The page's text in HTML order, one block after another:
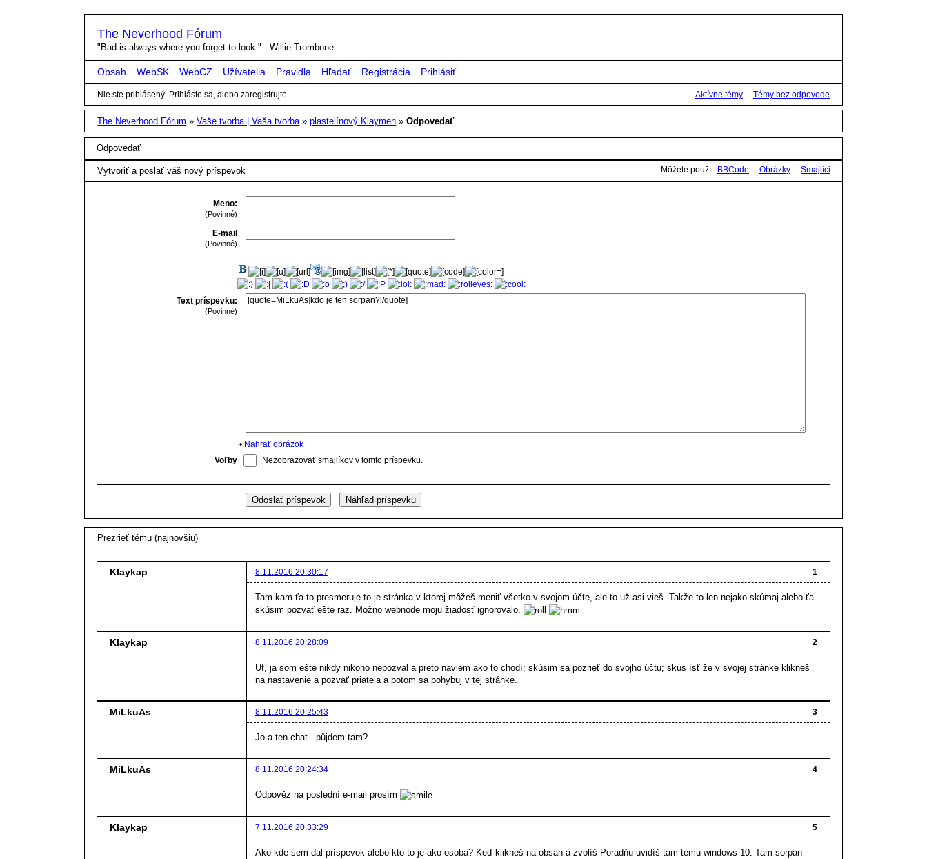
The Neverhood Fórum
"Bad is always where you forget to look." - Willie Trombone
Obsah WebSK WebCZ Užívatelia Pravidla Hľadať Registrácia Prihlásiť
Nie ste prihlásený. Prihláste sa, alebo zaregistrujte. Aktívne témy Témy bez odpovede
The Neverhood Fórum »Vaše tvorba | Vaša tvorba »plastelínový Klaymen »Odpovedať
Odpovedať
Vytvoriť a poslať váš nový príspevok Môžete použít: BBCode Obrázky Smajlíci
Meno:
(Povinné)
E-mail
(Povinné)
Text príspevku:
(Povinné)
• Nahrať obrázok
Voľby
Nezobrazovať smajlíkov v tomto príspevku.
Prezrieť tému (najnovšiu)
1
Klaykap 8.11.2016 20:30:17
Tam kam ťa to presmeruje to je stránka v ktorej môžeš meniť všetko v svojom účte, ale to už asi vieš. Takže to len nejako skúmaj alebo ťa
skúsim pozvať ešte raz. Možno webnode moju žiadosť ignorovalo.
2
Klaykap 8.11.2016 20:28:09
Uf, ja som ešte nikdy nikoho nepozval a preto naviem ako to chodí; skúsim sa pozrieť do svojho účtu; skús ísť že v svojej stránke klikneš
na nastavenie a pozvať priatela a potom sa pohybuj v tej stránke.
3
MiLkuAs 8.11.2016 20:25:43
Jo a ten chat - půjdem tam?
4
MiLkuAs 8.11.2016 20:24:34
Odpověz na poslední e-mail prosím
5
Klaykap 7.11.2016 20:33:29
Ako kde sem dal príspevok alebo kto to je ako osoba? Keď klikneš na obsah a zvolíš Poradňu uvidíš tam tému windows 10. Tam sorpan